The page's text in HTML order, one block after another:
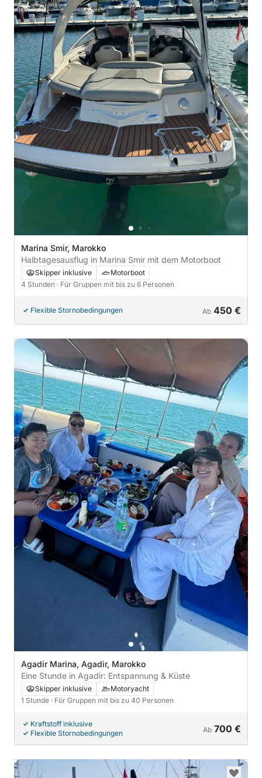
Marina Smir, Marokko
Halbtagesausflug in Marina Smir mit dem Motorboot
Skipper inklusive
Motorboot
4 Stunden · Für Gruppen mit bis zu 6 Personen
Flexible Stornobedingungen Ab 450 €
Agadir Marina, Agadir, Marokko
Eine Stunde in Agadir: Entspannung & Küste
Skipper inklusive
Motoryacht
1 Stunde · Für Gruppen mit bis zu 40 Personen
Kraftstoff inklusive
Flexible Stornobedingungen
Ab 700 €